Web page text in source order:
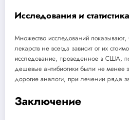
Исследования и статистика
Множество исследований показывают,
лекарств не всегда зависит от их
исследование, проведенное в США,
дешевые антибиотики были не менее
дорогие аналоги, при лечении ряда
Заключение